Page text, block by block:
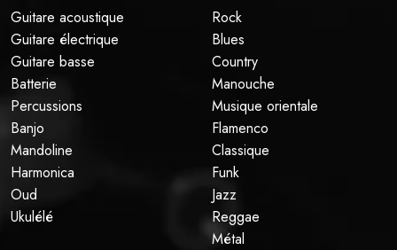
Guitare acoustique
Guitare électrique
Guitare basse
Batterie
Percussions
Banjo
Mandoline
Harmonica
Oud
Ukulélé
Rock
Blues
Country
Manouche
Musique orientale
Flamenco
Classique
Funk
Jazz
Reggae
Métal